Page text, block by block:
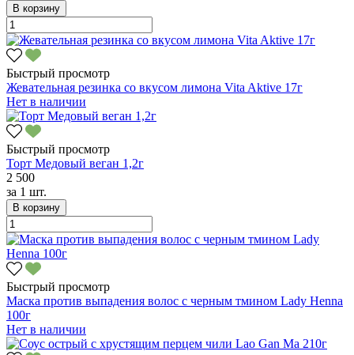
В корзину
Быстрый просмотр
Жевательная резинка со вкусом лимона Vita Aktive 17г
Нет в наличии
Быстрый просмотр
Торт Медовый веган 1,2г
2 500
за 1 шт.
В корзину
Быстрый просмотр
Маска против выпадения волос с черным тмином Lady Henna
100г
Нет в наличии